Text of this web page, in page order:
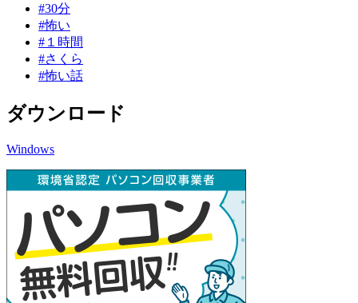
#30分
#怖い
#１時間
#さくら
#怖い話
ダウンロード
Windows